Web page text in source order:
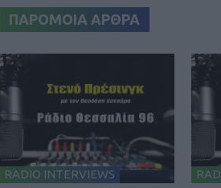
ΠΑΡΟΜΟΙΑ ΑΡΘΡΑ
RADIO INTERVIEWS